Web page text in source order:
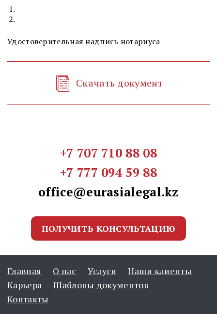
Удостоверительная надпись нотариуса
Скачать документ
+7 707 710 88 08
+7 777 094 59 88
office@eurasialegal.kz
ПОЛУЧИТЬ КОНСУЛЬТАЦИЮ
Главная О нас Услуги
Наши клиенты
Карьера
Шаблоны документов
Контакты